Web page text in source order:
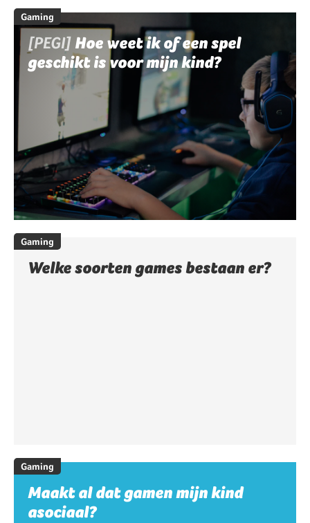
Gaming
[PEGI] Hoe weet ik of een spel
geschikt is voor mijn kind?
Gaming
Welke soorten games bestaan er?
Gaming
Maakt al dat gamen mijn kind
asociaal?